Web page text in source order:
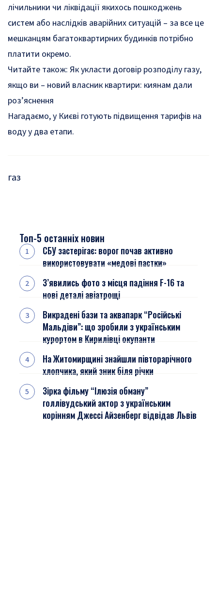
лічильники чи ліквідації якихось пошкоджень
систем або наслідків аварійних ситуацій – за все це
мешканцям багатоквартирних будинків потрібно
платити окремо.
Читайте також: Як укласти договір розподілу газу,
якщо ви – новий власник квартири: киянам дали
роз’яснення
Нагадаємо, у Києві готують підвищення тарифів на
воду у два етапи.
газ
Топ-5 останніх новин
СБУ застерігає: ворог почав активно
використовувати «медові пастки»
З’явились фото з місця падіння F-16 та
нові деталі авіатрощі
Викрадені бази та аквапарк “Російські
Мальдіви”: що зробили з українським
курортом в Кирилівці окупанти
На Житомирщині знайшли півторарічного
хлопчика, який зник біля річки
Зірка фільму “Ілюзія обману”
голлівудський актор з українським
корінням Джессі Айзенберг відвідав Львів